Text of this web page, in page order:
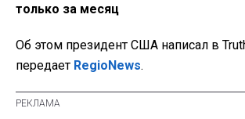
только за месяц
Об этом президент США написал в
передает RegioNews.